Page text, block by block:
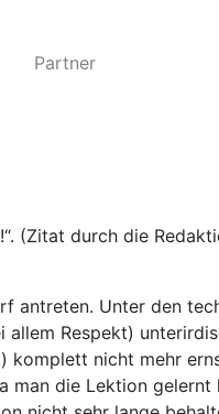
Partner
(Zitat durch die
antreten. Unter den
Respekt)
komplett nicht mehr
man die Lektion gelernt